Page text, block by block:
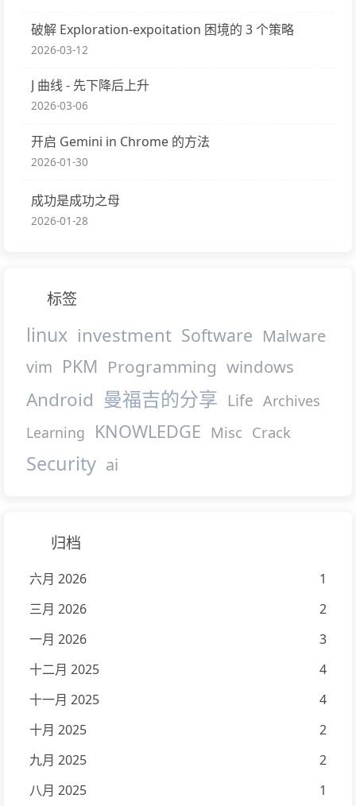
破解 Exploration-expoitation 困境的 3 个策略
2026-03-12
J 曲线 - 先下降后上升
2026-03-06
开启 Gemini in Chrome 的方法
2026-01-30
成功是成功之母
2026-01-28
标签
linux investment Software Malware
vim PKM Programming windows
Android 曼福吉的分享 Life Archives
Learning
KNOWLEDGE Misc Crack
Security ai
归档
六月 2026
1
三月 2026
2
一月 2026
3
十二月 2025
4
十一月 2025
4
十月 2025
2
九月 2025
2
八月 2025
1